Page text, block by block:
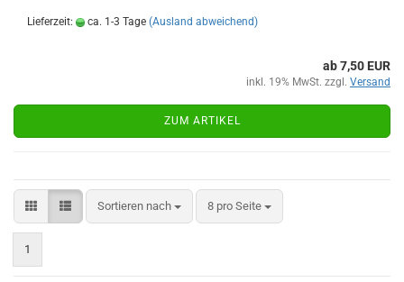
Lieferzeit: ca. 1-3 Tage (Ausland abweichend)
ab 7,50 EUR
inkl. 19% MwSt. zzgl. Versand
ZUM ARTIKEL
Sortieren nach
Sortieren nach 8 pro Seite
pro Seite
1